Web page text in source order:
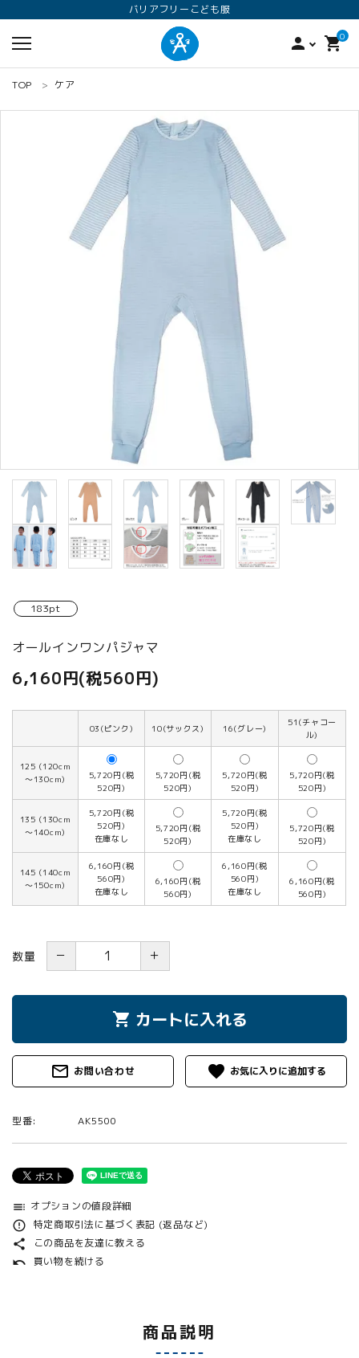
バリアフリーこども服
person 0
shopping_cart
オプション加工
ANGEL KIDS WEARのこだわり
商品カテゴリから選ぶ
meeting_room person
TOP ケア
183pt
オールインワンパジャマ
6,160円(税560円)
03(ピンク) 10(サックス) 16(グレー)
51(チャコー
ル)
125 (120cm
～130cm)
5,720円(税
520円)
5,720円(税
520円)
5,720円(税
520円)
5,720円(税
520円)
135 (130cm
～140cm)
5,720円(税
520円)
在庫なし
5,720円(税
520円)
5,720円(税
520円)
在庫なし
5,720円(税
520円)
145 (140cm
～150cm)
6,160円(税
560円)
在庫なし
6,160円(税
560円)
6,160円(税
560円)
在庫なし
6,160円(税
560円)
数量 － ＋
shopping_cart カートに入れる
mail_outline お問い合わせ favorite
型番: AK5500
toc オプションの値段詳細
error_outline 特定商取引法に基づく表記 (返品など)
share この商品を友達に教える
undo 買い物を続ける
商品説明